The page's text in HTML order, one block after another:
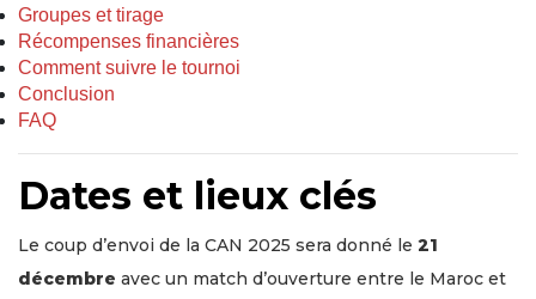
Groupes et tirage
Récompenses financières
Comment suivre le tournoi
Conclusion
FAQ
Dates et lieux clés
Le coup d’envoi de la CAN 2025 sera donné le 21
décembre avec un match d’ouverture entre le Maroc et